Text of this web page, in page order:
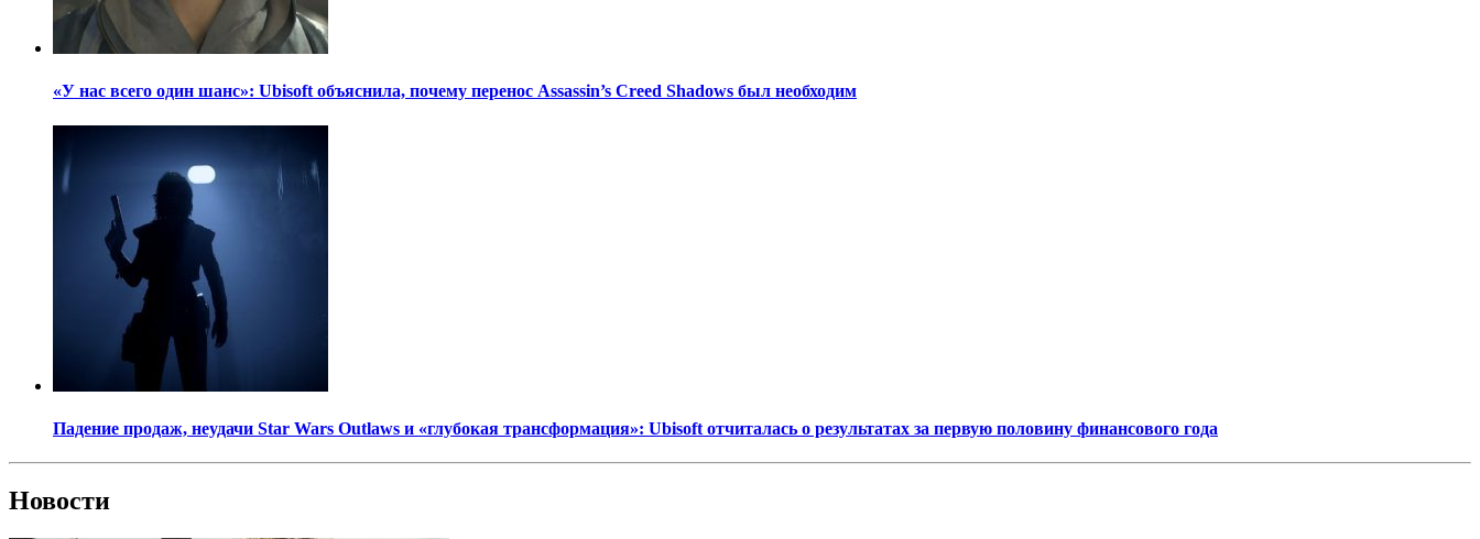
«У нас всего один шанс»: Ubisoft объяснила, почему перенос Assassin’s Creed Shadows был необходим
Падение продаж, неудачи Star Wars Outlaws и «глубокая трансформация»: Ubisoft отчиталась о результатах за первую половину финансового года
Новости